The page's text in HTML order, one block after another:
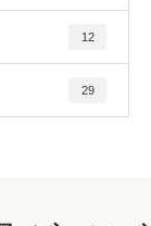
12
29